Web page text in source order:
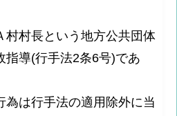
村長という地方公共団体
指導(行手法2条6号)であ
は行手法の適用除外に当